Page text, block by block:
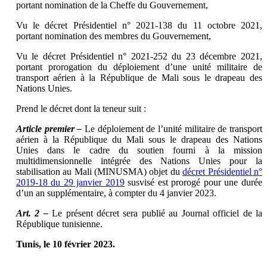
portant nomination de la Cheffe du Gouvernement,
Vu le décret Présidentiel n° 2021-138 du 11 octobre 2021,
portant nomination des membres du Gouvernement,
Vu le décret Présidentiel n° 2021-252 du 23 décembre 2021,
portant prorogation du déploiement d’une unité militaire de
transport aérien à la République de Mali sous le drapeau des
Nations Unies.
Prend le décret dont la teneur suit :
Article premier – Le déploiement de l’unité militaire de transport
aérien à la République du Mali sous le drapeau des Nations
Unies dans le cadre du soutien fourni à la mission
multidimensionnelle intégrée des Nations Unies pour la
stabilisation au Mali (MINUSMA) objet dudécret Présidentiel n°
2019-18 du 29 janvier 2019susvisé est prorogé pour une durée
d’un an supplémentaire, à compter du 4 janvier 2023.
Art. 2 –Le présent décret sera publié au Journal officiel de la
République tunisienne.
Tunis, le 10 février 2023.